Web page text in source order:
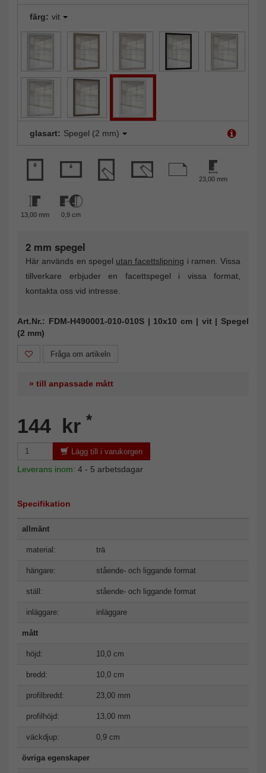
färg: vit
glasart: Spegel (2 mm)
23,00 mm
13,00 mm 0,9 cm
2 mm spegel
Här används en spegel utan facettslipning i ramen. Vissa
tillverkare erbjuder en facettspegel i vissa format,
kontakta oss vid intresse.
Art.Nr.: FDM-H490001-010-010S | 10x10 cm | vit | Spegel
(2 mm)
Fråga om artikeln
» till anpassade mått
144 kr *
Lägg till i varukorgen
Leverans inom: 4 - 5 arbetsdagar
Specifikation
allmänt
material: trä
hängare: stående- och liggande format
ställ: stående- och liggande format
inläggare: inläggare
mått
höjd: 10,0 cm
bredd: 10,0 cm
profilbredd: 23,00 mm
profilhöjd: 13,00 mm
väckdjup: 0,9 cm
övriga egenskaper